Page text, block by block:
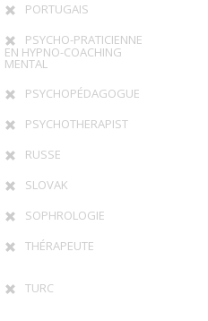
PORTUGAIS
PSYCHO-PRATICIENNE
EN HYPNO-COACHING
MENTAL
PSYCHOPÉDAGOGUE
PSYCHOTHERAPIST
RUSSE
SLOVAK
SOPHROLOGIE
THÉRAPEUTE
TURC